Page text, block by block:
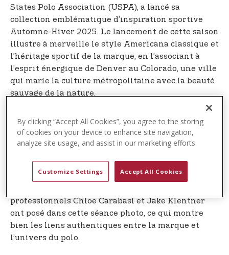
States Polo Association (USPA), a lancé sa
collection emblématique d’inspiration sportive
Automne-Hiver 2025. Le lancement de cette saison
illustre à merveille le style Americana classique et
l’héritage sportif de la marque, en l’associant à
l’esprit énergique de Denver au Colorado, une ville
qui marie la culture métropolitaine avec la beauté
sauvage de la nature.
sereines d'Aspen Ranch, ces paysages pittoresques
sont le décor idéal pour la collection mondiale
au collège », cette campagne illustre parfaitement
les liens profonds de la marque avec l’univers du
professionnels Chloe Carabasi et Jake Klentner
ont posé dans cette séance photo, ce qui montre
bien les liens authentiques entre la marque et
l’univers du polo.
By clicking “Accept All Cookies”, you agree to the storing
of cookies on your device to enhance site navigation,
analyze site usage, and assist in our marketing efforts.
Customize Settings Accept All Cookies